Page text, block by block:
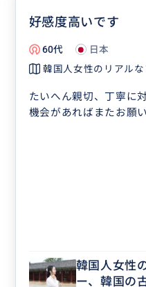
好感度高いです
60代
日本
韓国人女性のリアル
たいへん親切、丁寧に
機会があればまたお願
韓国人女性
ー、韓国の